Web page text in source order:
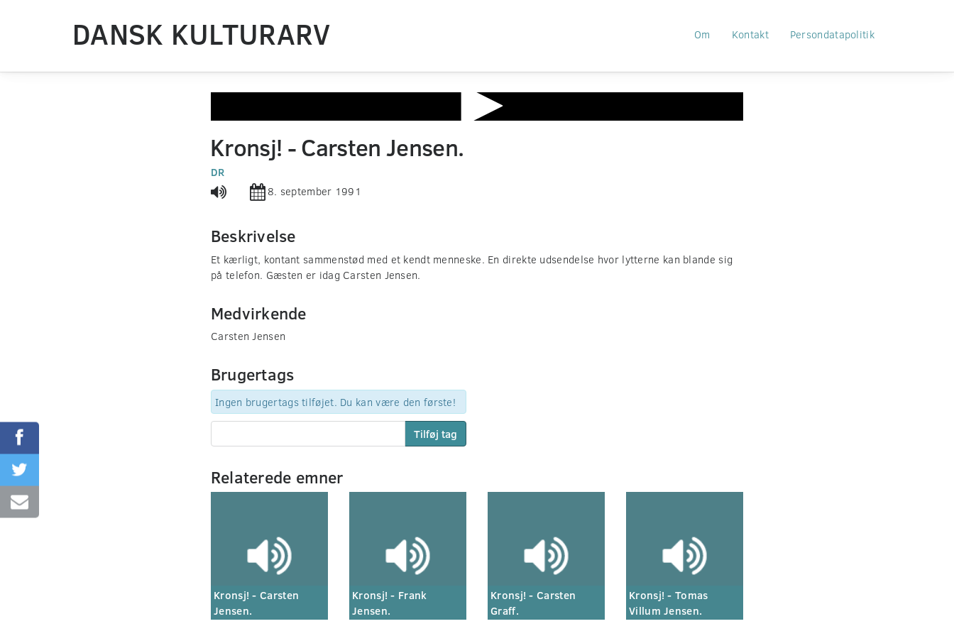
DANSK KULTURARV Om Kontakt Persondatapolitik
of
0
seconds
Kronsj! - Carsten Jensen.
DR
8. september 1991
Beskrivelse
Et kærligt, kontant sammenstød med et kendt menneske. En direkte udsendelse hvor lytterne kan blande sig
på telefon. Gæsten er idag Carsten Jensen.
Medvirkende
Carsten Jensen
Brugertags
Ingen brugertags tilføjet. Du kan være den første!
Tilføj tag
Relaterede emner
Kronsj! - Carsten
Jensen.
Kronsj! - Frank
Jensen.
Kronsj! - Carsten
Graff.
Kronsj! - Tomas
Villum Jensen.